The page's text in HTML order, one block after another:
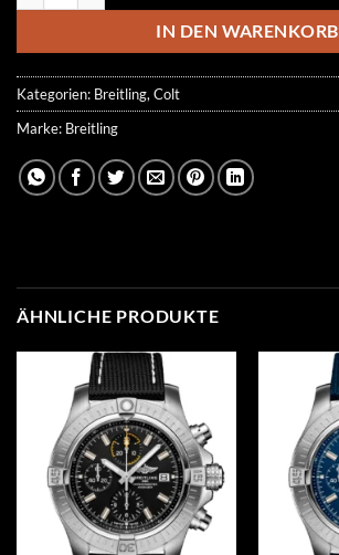
499.00 €269.00 €.
IN DEN WARENKORB
Kategorien: Breitling, Colt
Marke: Breitling
ÄHNLICHE PRODUKTE